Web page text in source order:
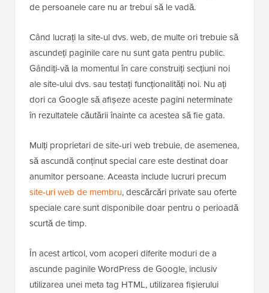
de persoanele care nu ar trebui să le vadă.
Când lucrați la site-ul dvs. web, de multe ori trebuie să
ascundeți paginile care nu sunt gata pentru public.
Gândiți-vă la momentul în care construiți secțiuni noi
ale site-ului dvs. sau testați funcționalități noi. Nu ați
dori ca Google să afișeze aceste pagini neterminate
în rezultatele căutării înainte ca acestea să fie gata.
Mulți proprietari de site-uri web trebuie, de asemenea,
să ascundă conținut special care este destinat doar
anumitor persoane. Aceasta include lucruri precum
site-uri web de membru, descărcări private sau oferte
speciale care sunt disponibile doar pentru o perioadă
scurtă de timp.
În acest articol, vom acoperi diferite moduri de a
ascunde paginile WordPress de Google, inclusiv
utilizarea unei meta tag HTML, utilizarea fișierului